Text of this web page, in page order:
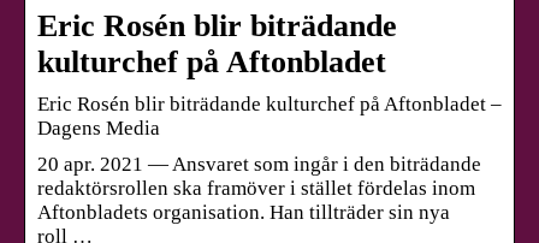
Eric Rosén blir biträdande
kulturchef på Aftonbladet
Eric Rosén blir biträdande kulturchef på Aftonbladet –
Dagens Media
20 apr. 2021 — Ansvaret som ingår i den biträdande
redaktörsrollen ska framöver i stället fördelas inom
Aftonbladets organisation. Han tillträder sin nya
roll …